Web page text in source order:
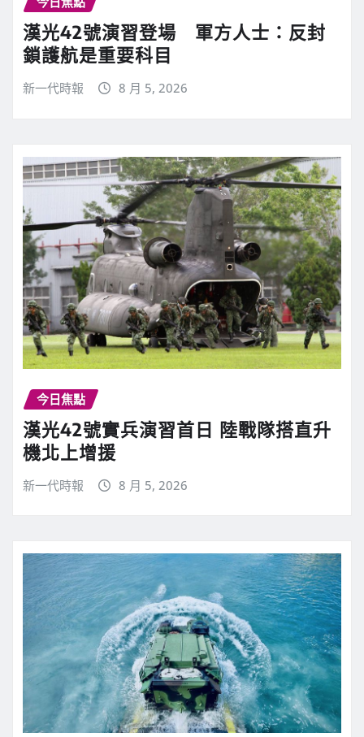
漢光42號演習登場 軍方人士：反封
鎖護航是重要科目
新一代時報 8 月 5, 2026
今日焦點
漢光42號實兵演習首日 陸戰隊搭直升
機北上增援
新一代時報 8 月 5, 2026